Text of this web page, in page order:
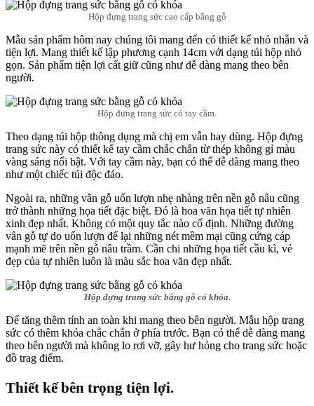
Hộp đựng trang sức cao cấp bằng gỗ
Mẫu sản phẩm hôm nay chúng tôi mang đến có thiết kế nhỏ nhẵn và
tiện lợi. Mang thiết kế lập phương cạnh 14cm với dạng túi hộp nhỏ
gọn. Sản phẩm tiện lợi cất giữ cũng như dễ dàng mang theo bên
người.
Hộp đựng trang sức có tay cầm.
Theo dạng túi hộp thông dụng mà chị em vẫn hay dùng. Hộp đựng
trang sức này có thiết kế tay cầm chắc chắn từ thép không gỉ màu
vàng sáng nổi bật. Với tay cầm này, bạn có thể dễ dàng mang theo
như một chiếc túi độc đáo.
Ngoài ra, những vân gỗ uốn lượn nhẹ nhàng trên nền gỗ nâu cũng
trở thành những họa tiết đặc biệt. Đó là hoa văn họa tiết tự nhiên
xinh đẹp nhất. Không có một quy tắc nào cố định. Những đường
vân gỗ tự do uốn lượn để lại những nét mềm mại cũng cứng cáp
mạnh mẽ trên nền gỗ nâu trầm. Cần chi những họa tiết cầu kì, vẻ
đẹp của tự nhiên luôn là màu sắc hoa văn đẹp nhất.
Hộp đựng trang sức bằng gỗ có khóa.
Để tăng thêm tính an toàn khi mang theo bên người. Mẫu hộp trang
sức có thêm khóa chắc chắn ở phía trước. Bạn có thể dễ dàng mang
theo bên người mà không lo rơi vỡ, gây hư hỏng cho trang sức hoặc
đồ trag điểm.
Thiết kế bên trọng tiện lợi.